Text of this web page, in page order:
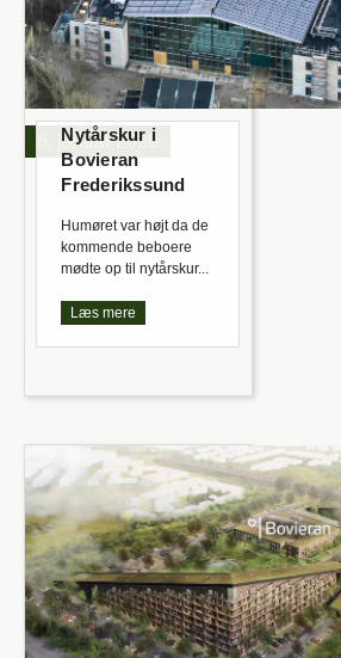
6. januar 2020
Nytårskur i
Bovieran
Frederikssund
Humøret var højt da de
kommende beboere
mødte op til nytårskur...
Læs mere